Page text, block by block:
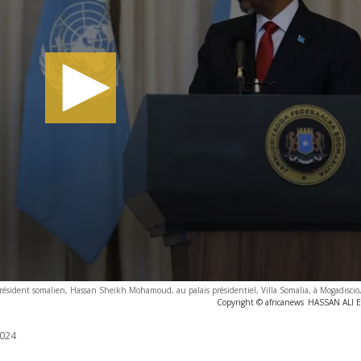
somalien, Hassan Sheikh Mohamoud, au palais présidentiel, Villa Somalia, à
Copyright © africanews HASSAN ALI